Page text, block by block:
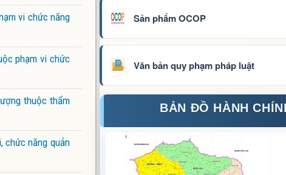
vi chức năng
phạm vi chức
thuộc thẩm
chức năng quản
Sản phẩm OCOP
Văn bản quy phạm pháp luật
BẢN ĐỒ HÀNH